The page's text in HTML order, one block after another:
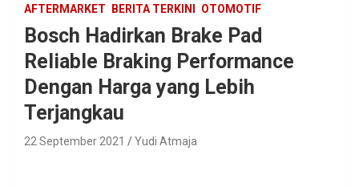
AFTERMARKET BERITA TERKINI OTOMOTIF
Bosch Hadirkan Brake Pad
Reliable Braking Performance
Dengan Harga yang Lebih
Terjangkau
22 September 2021 Yudi Atmaja